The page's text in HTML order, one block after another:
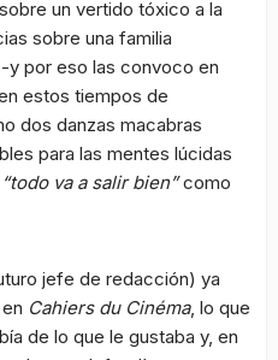
un vertido tóxico a la
sobre una familia
y por eso las convoco en
estos tiempos de
dos danzas macabras
para las mentes lúcidas
“todo va a salir bien”como
jefe de redacción) ya
Cahiers du Cinéma, lo que
de lo que le gustaba y, en